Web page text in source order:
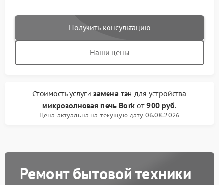
Получить консультацию
Наши цены
Стоимость услуги замена тэн для устройства
микроволновая печь Borkот900 руб.
Цена актуальна на текущую дату 06.08.2026
Ремонт бытовой техники